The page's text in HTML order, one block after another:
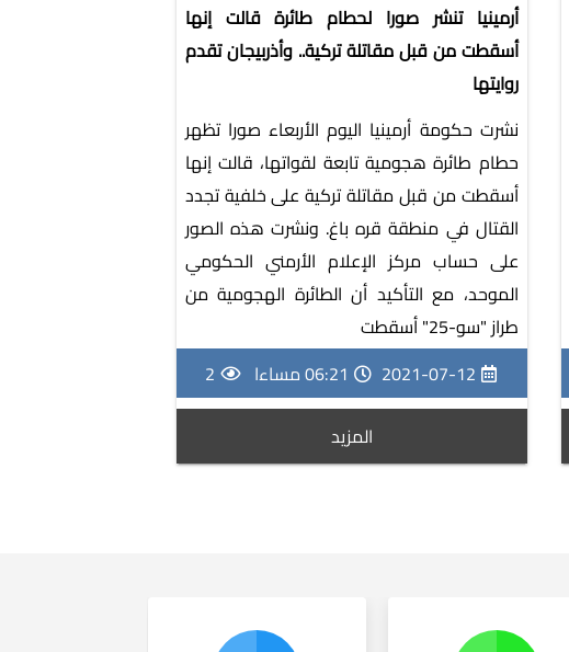
أرمينيا تنشر صورا لحطام طائرة قالت إنها
أسقطت من قبل مقاتلة تركية.. وأذربيجان تقدم
روايتها
نشرت حكومة أرمينيا اليوم الأربعاء صورا تظهر
حطام طائرة هجومية تابعة لقواتها، قالت إنها
أسقطت من قبل مقاتلة تركية على خلفية تجدد
القتال في منطقة قره باغ. ونشرت هذه الصور
على حساب مركز الإعلام الأرمني الحكومي
الموحد، مع التأكيد أن الطائرة الهجومية من
طراز "سو-25" أسقطت
المزيد
2021-07-12 06:21 مساءا 2